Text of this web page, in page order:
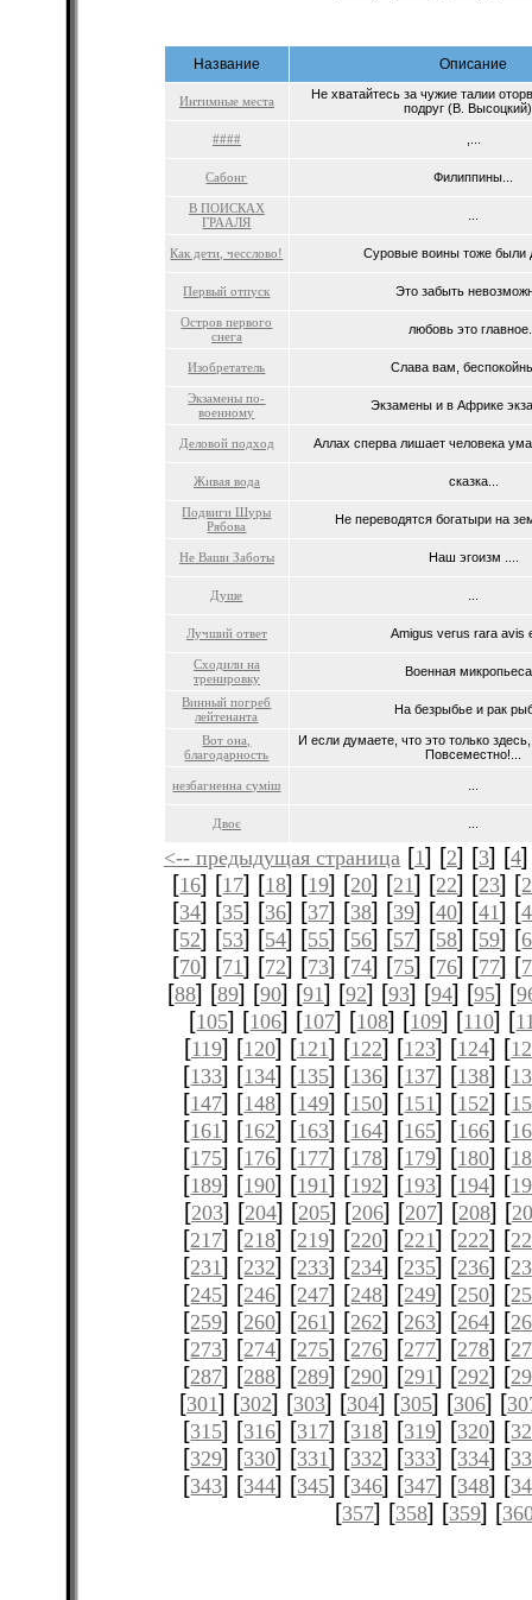
Название Описание
Интимные места
Не хватайтесь за чужие талии
подруг (В.
####
Сабонг Филиппины...
В ПОИСКАХ
ГРААЛЯ
Как дети, чесслово! Суровые воины тоже были
Первый отпуск Это забыть
Остров первого
снега
любовь это
Изобретатель Слава вам,
Экзамены по-
военному
Экзамены и в Африке
Деловой подход Аллах сперва лишает человека
Живая вода сказка...
Подвиги Шуры
Рябова
Не переводятся богатыри на
Не Ваши Заботы Наш эгоизм ....
Душе
Лучший ответ Amigus verus rara avis
Сходили на
тренировку
Военная
Винный погреб
лейтенанта
На безрыбье и рак
Вот она,
благодарность
И если думаете, что это только
Повсеместно!...
незбагненна суміш
Двоє
<-- предыдущая страница [1] [2] [3] [4
[16] [17] [18] [19] [20] [21] [22] [23] [
[34] [35] [36] [37] [38] [39] [40] [41] [
[52] [53] [54] [55] [56] [57] [58] [59] [
[70] [71] [72] [73] [74] [75] [76] [77] [
[88] [89] [90] [91] [92] [93] [94] [95] [
[105] [106] [107] [108] [109] [110] [
[119] [120] [121] [122] [123] [124] [
[133] [134] [135] [136] [137] [138] [
[147] [148] [149] [150] [151] [152] [
[161] [162] [163] [164] [165] [166] [
[175] [176] [177] [178] [179] [180] [
[189] [190] [191] [192] [193] [194] [
[203] [204] [205] [206] [207] [208] [
[217] [218] [219] [220] [221] [222] [
[231] [232] [233] [234] [235] [236] [
[245] [246] [247] [248] [249] [250] [
[259] [260] [261] [262] [263] [264] [
[273] [274] [275] [276] [277] [278] [
[287] [288] [289] [290] [291] [292] [
[301] [302] [303] [304] [305] [306] [
[315] [316] [317] [318] [319] [320] [
[329] [330] [331] [332] [333] [334] [
[343] [344] [345] [346] [347] [348] [
[357] [358] [359] [